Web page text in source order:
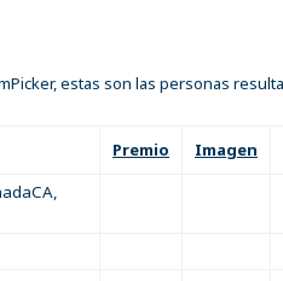
estas son las personas
Premio
Imagen